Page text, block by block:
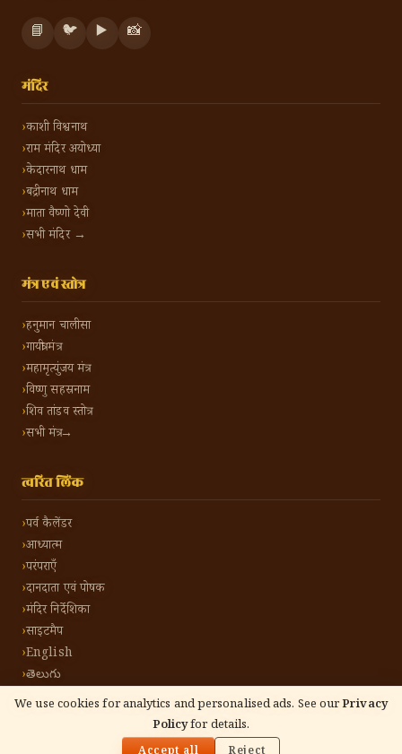
We use cookies for analytics and personalised ads. See ourPrivacy
Policyfor details.
📘 🐦 ▶️ 📸
मंदिर
काशी विश्वनाथ
राम मंदिर अयोध्या
केदारनाथ धाम
बद्रीनाथ धाम
माता वैष्णो देवी
सभी मंदिर →
मंत्र एवं स्तोत्र
हनुमान चालीसा
गायत्री मंत्र
महामृत्युंजय मंत्र
विष्णु सहस्रनाम
शिव तांडव स्तोत्र
सभी मंत्र →
त्वरित लिंक
पर्व कैलेंडर
आध्यात्म
परंपराएँ
दानदाता एवं पोषक
मंदिर निर्देशिका
साइटमैप
English
తెలుగు
हिंदू टोन हिंदी। सर्वाधिकार सुरक्षित। गोपनीयता नीति